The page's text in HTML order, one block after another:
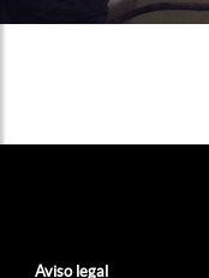
Aviso legal